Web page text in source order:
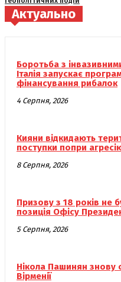
Актуально
Боротьба з
Італія запускає
фінансування рибалок
4 Серпня, 2026
Кияни відкидають
поступки попри
8 Серпня, 2026
Призову з 18 років не
позиція Офісу
5 Серпня, 2026
Нікола Пашинян знову
Вірменії